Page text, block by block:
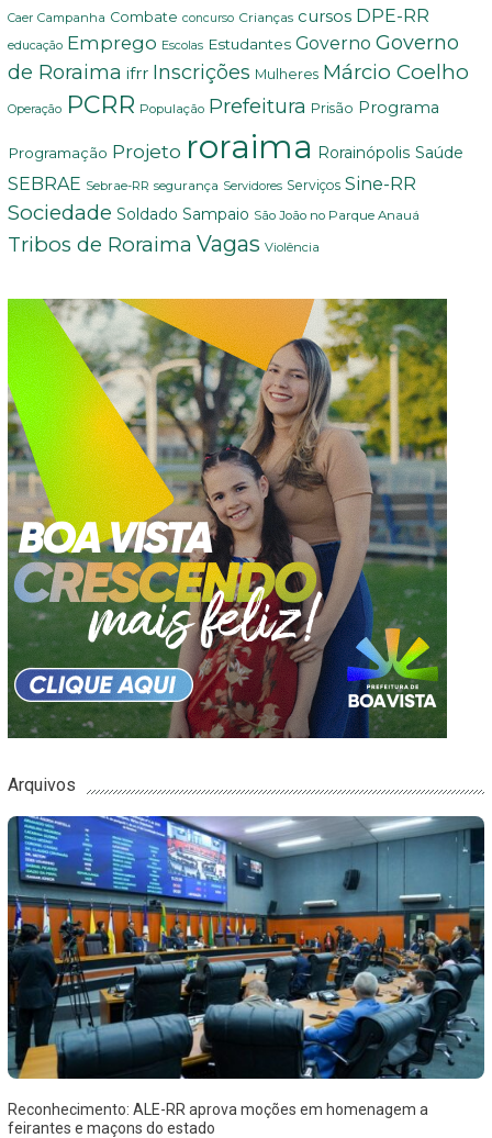
Caer Campanha Combate concurso Crianças cursos DPE-RR
educação Emprego Escolas Estudantes Governo Governo
de Roraima ifrr Inscrições Mulheres Márcio Coelho
Operação PCRR População Prefeitura Prisão Programa
Programação Projeto roraima Rorainópolis Saúde
SEBRAE Sebrae-RR segurança Servidores Serviços Sine-RR
Sociedade Soldado Sampaio São João no Parque Anauá
Tribos de Roraima Vagas Violência
Arquivos
Reconhecimento: ALE-RR aprova moções em homenagem a
feirantes e maçons do estado